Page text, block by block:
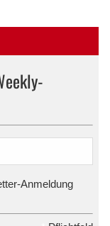
Anmeldung